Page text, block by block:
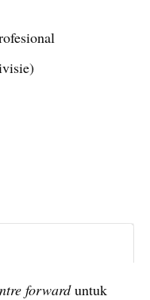
forward untuk